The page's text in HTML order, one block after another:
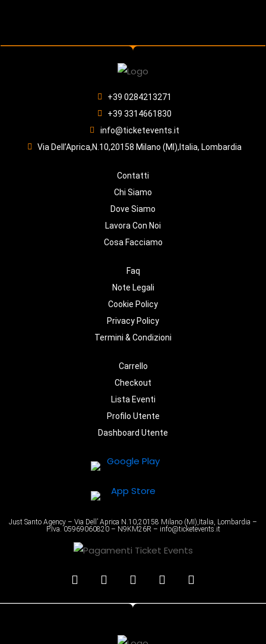
+39 0284213271
+39 3314661830
info@ticketevents.it
Via Dell’Aprica,N.10,20158 Milano (MI),Italia, Lombardia
Contatti
Chi Siamo
Dove Siamo
Lavora Con Noi
Cosa Facciamo
Faq
Note Legali
Cookie Policy
Privacy Policy
Termini & Condizioni
Carrello
Checkout
Lista Eventi
Profilo Utente
Dashboard Utente
Just Santo Agency – Via Dell’ Aprica N.10,20158 Milano (MI),Italia, Lombardia –
P.Iva. 05969060820 – N9KM26R – info@ticketevents.it